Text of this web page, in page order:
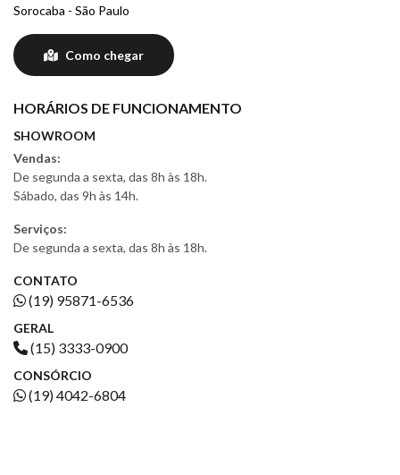
Sorocaba - São Paulo
Como chegar
HORÁRIOS DE FUNCIONAMENTO
SHOWROOM
Vendas:
De segunda a sexta, das 8h às 18h.
Sábado, das 9h às 14h.
Serviços:
De segunda a sexta, das 8h às 18h.
CONTATO
(19) 95871-6536
GERAL
(15) 3333-0900
CONSÓRCIO
(19) 4042-6804